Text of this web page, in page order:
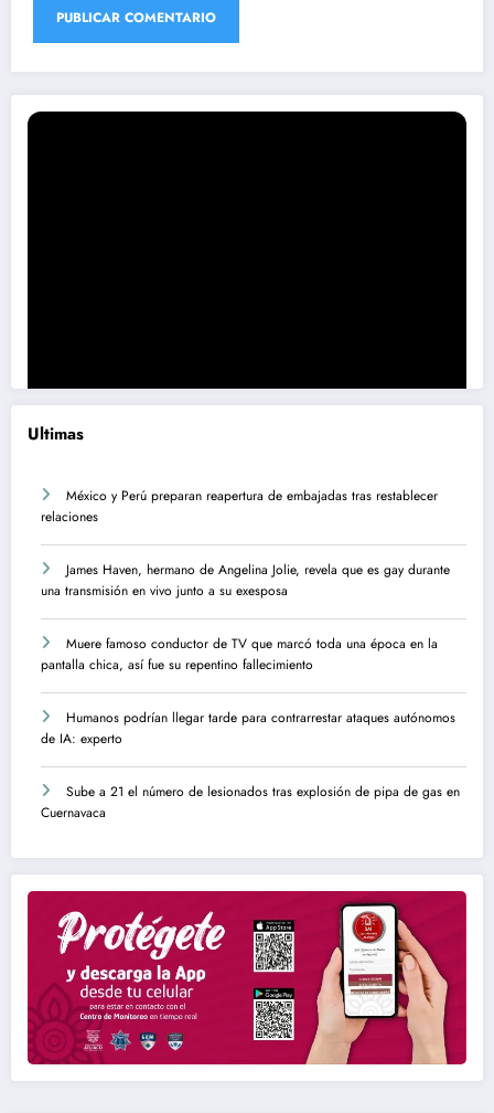
Ultimas
México y Perú preparan reapertura de embajadas tras restablecer
relaciones
James Haven, hermano de Angelina Jolie, revela que es gay durante
una transmisión en vivo junto a su exesposa
Muere famoso conductor de TV que marcó toda una época en la
pantalla chica, así fue su repentino fallecimiento
Humanos podrían llegar tarde para contrarrestar ataques autónomos
de IA: experto
Sube a 21 el número de lesionados tras explosión de pipa de gas en
Cuernavaca